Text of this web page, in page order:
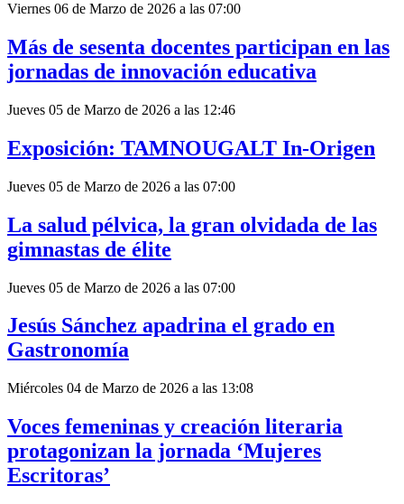
Viernes 06 de Marzo de 2026 a las 07:00
Más de sesenta docentes participan en las
jornadas de innovación educativa
Jueves 05 de Marzo de 2026 a las 12:46
Exposición: TAMNOUGALT In-Origen
Jueves 05 de Marzo de 2026 a las 07:00
La salud pélvica, la gran olvidada de las
gimnastas de élite
Jueves 05 de Marzo de 2026 a las 07:00
Jesús Sánchez apadrina el grado en
Gastronomía
Miércoles 04 de Marzo de 2026 a las 13:08
Voces femeninas y creación literaria
protagonizan la jornada ‘Mujeres
Escritoras’